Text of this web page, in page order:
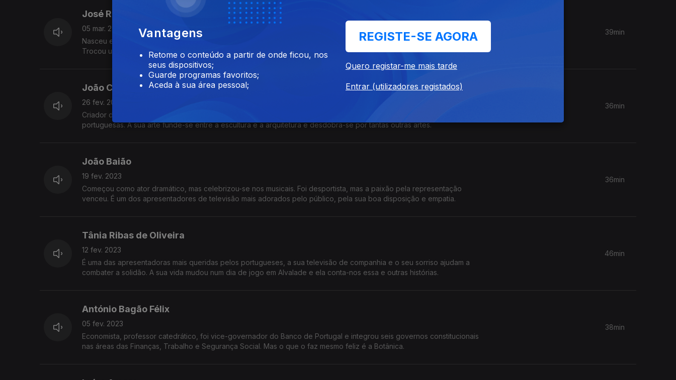
José Raposo
05 mar. 2023
Nasceu em Angola e lá viveu até aos 13 anos. Diz que não gosta de trabalhar, mas é um dos atores mais conceituados.
Trocou uma entrevista de emprego num banco pelo teatro. Faz também vozes em filmes de animação.
39min
João Charters de Almeida
26 fev. 2023
Criador de cidades imaginárias, dá também vida a esculturas de grande porte espalhadas por várias cidades
portuguesas. A sua arte funde-se entre a escultura e a arquitetura e desdobra-se por tantas outras artes.
36min
João Baião
19 fev. 2023
Começou como ator dramático, mas celebrizou-se nos musicais. Foi desportista, mas a paixão pela representação
venceu. É um dos apresentadores de televisão mais adorados pelo público, pela sua boa disposição e empatia.
36min
Tânia Ribas de Oliveira
12 fev. 2023
É uma das apresentadoras mais queridas pelos portugueses, a sua televisão de companhia e o seu sorriso ajudam a
combater a solidão. A sua vida mudou num dia de jogo em Alvalade e ela conta-nos essa e outras histórias.
46min
António Bagão Félix
05 fev. 2023
Economista, professor catedrático, foi vice-governador do Banco de Portugal e integrou seis governos constitucionais
nas áreas das Finanças, Trabalho e Segurança Social. Mas o que o faz mesmo feliz é a Botânica.
38min
Vantagens
Retome o conteúdo a partir de onde ficou, nos
seus dispositivos;
Guarde programas favoritos;
Aceda à sua área pessoal;
REGISTE-SE AGORA
Quero registar-me mais tarde
Entrar (utilizadores registados)